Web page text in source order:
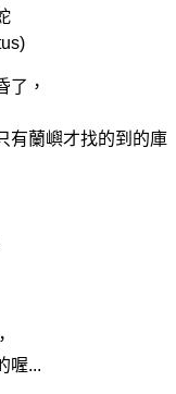
了，
有蘭嶼才找的到的庫
喔...